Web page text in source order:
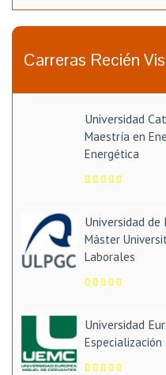
Carreras Recién
Universidad
Maestría en
Energética
Universidad de
Máster
Laborales
Universidad